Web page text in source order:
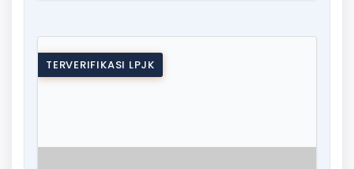
TERVERIFIKASI LPJK